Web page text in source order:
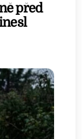
před